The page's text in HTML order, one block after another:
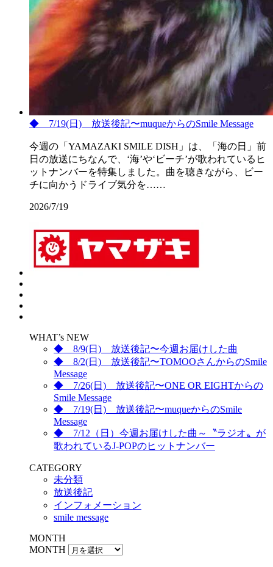
◆ 7/19(日) 放送後記〜muqueからのSmile Message
今週の「YAMAZAKI SMILE DISH」は、「海の日」前
日の放送にちなんで、‘海’や‘ビーチ’が歌われているヒ
ットナンバーを特集しました。曲を聴きながら、ビー
チに向かうドライブ気分を……
2026/7/19
WHAT’s NEW
◆ 8/9(日) 放送後記〜今週お届けした曲
◆ 8/2(日) 放送後記〜TOMOOさんからのSmile
Message
◆ 7/26(日) 放送後記〜ONE OR EIGHTからの
Smile Message
◆ 7/19(日) 放送後記〜muqueからのSmile
Message
◆ 7/12（日）今週お届けした曲～〝ラジオ〟が
歌われているJ-POPのヒットナンバー
CATEGORY
未分類
放送後記
インフォメーション
smile message
MONTH
MONTH